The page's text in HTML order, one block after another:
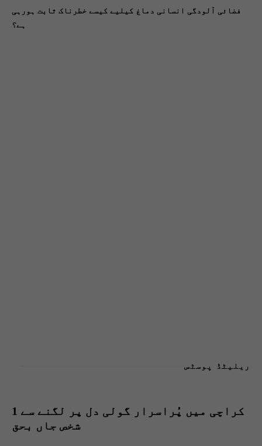
فضائی آلودگی انسانی دماغ کیلیے کیسے خطرناک ثابت ہورہی
ہے؟
ریلیٹڈ پوسٹس
کراچی میں پُراسرار گولی دل پر لگنے سے 1
شخص جاں بحق